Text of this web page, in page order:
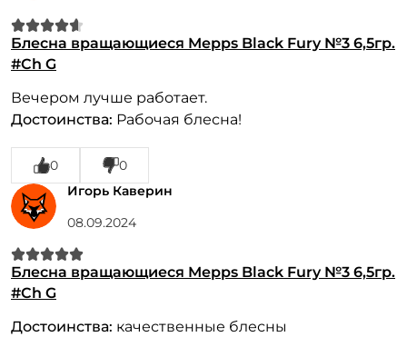
Блесна вращающиеся Mepps Black Fury №3 6,5гр.
#Ch G
Вечером лучше работает.
Достоинства: Рабочая блесна!
0
0
Игорь Каверин
08.09.2024
Блесна вращающиеся Mepps Black Fury №3 6,5гр.
#Ch G
Достоинства: качественные блесны